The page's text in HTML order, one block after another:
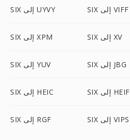
SIX إلى UYVY SIX إلى VIFF
SIX إلى XPM SIX إلى XV
SIX إلى YUV SIX إلى JBG
SIX إلى HEIC SIX إلى HEIF
SIX إلى RGF SIX إلى VIPS